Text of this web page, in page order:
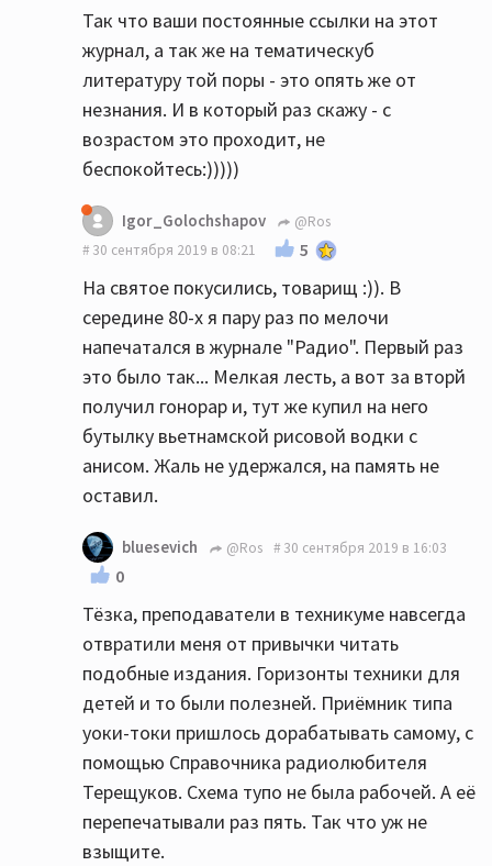
Так что ваши постоянные ссылки на этот
журнал, а так же на тематическуб
литературу той поры - это опять же от
незнания. И в который раз скажу - с
возрастом это проходит, не
беспокойтесь:)))))
Igor_Golochshapov
@Ros
30 сентября 2019 в 08:21
5
На святое покусились, товарищ :)). В
середине 80-х я пару раз по мелочи
напечатался в журнале "Радио". Первый раз
это было так... Мелкая лесть, а вот за вторй
получил гонорар и, тут же купил на него
бутылку вьетнамской рисовой водки с
анисом. Жаль не удержался, на память не
оставил.
bluesevich @Ros 30 сентября 2019 в 16:03
0
Тёзка, преподаватели в техникуме навсегда
отвратили меня от привычки читать
подобные издания. Горизонты техники для
детей и то были полезней. Приёмник типа
уоки-токи пришлось дорабатывать самому, с
помощью Справочника радиолюбителя
Терещуков. Схема тупо не была рабочей. А её
перепечатывали раз пять. Так что уж не
взыщите.